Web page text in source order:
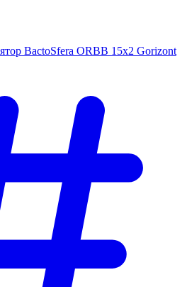
BactoSfera ORBB 15x2 Gorizont